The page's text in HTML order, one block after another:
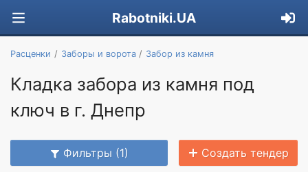
Rabotniki.UA
Расценки Заборы и ворота Забор из камня
Кладка забора из камня под
ключ в г. Днепр
Фильтры (1) Создать тендер